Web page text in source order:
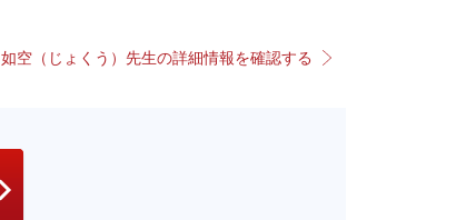
如空（じょくう）先生の詳細情報を確認する